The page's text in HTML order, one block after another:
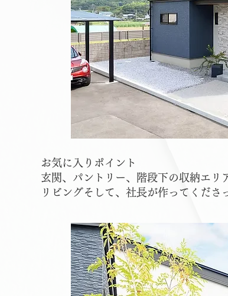
お気に入りポイント
玄関、パントリー、階段下の収納エリ
リビングそして、社長が作ってくださ